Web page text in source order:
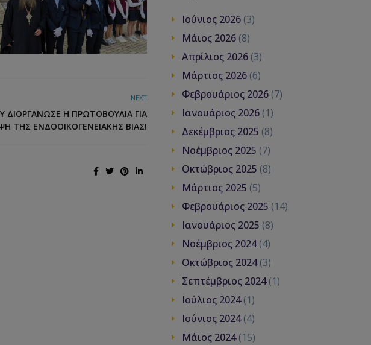
NEXT
ΔΙΟΡΓΆΝΩΣΕ Η ΠΡΩΤΟΒΟΥΛΊΑ ΓΙΑ
ΤΗΣ ΕΝΔΟΟΙΚΟΓΕΝΕΙΑΚΉΣ ΒΊΑΣ!
Ιούνιος 2026 (3)
Μάιος 2026 (8)
Απρίλιος 2026 (3)
Μάρτιος 2026 (6)
Φεβρουάριος 2026 (7)
Ιανουάριος 2026 (1)
Δεκέμβριος 2025 (8)
Νοέμβριος 2025 (7)
Οκτώβριος 2025 (8)
Μάρτιος 2025 (5)
Φεβρουάριος 2025 (14)
Ιανουάριος 2025 (8)
Νοέμβριος 2024(4)
Οκτώβριος 2024(3)
Σεπτέμβριος 2024(1)
Ιούλιος 2024(1)
Ιούνιος 2024(4)
Μάιος 2024(15)